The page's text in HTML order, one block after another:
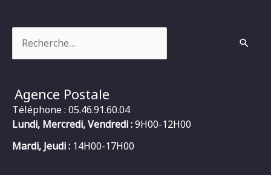
Agence Postale
Téléphone : 05.46.91.60.04
Lundi, Mercredi, Vendredi :9H00-12H00
Mardi, Jeudi : 14H00-17H00